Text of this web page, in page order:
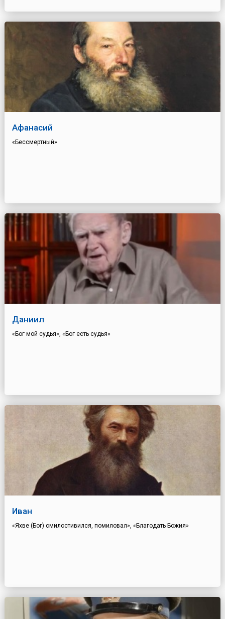
Афанасий
«Бессмертный»
Даниил
«Бог мой судья», «Бог есть судья»
Иван
«Яхве (Бог) смилостивился, помиловал», «Благодать Божия»